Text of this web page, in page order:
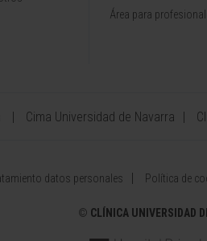
Área para
Cima Universidad de Navarra
datos personales Política de
© CLÍNICA UNIVERSIDAD